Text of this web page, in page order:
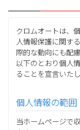
クロムオートは、
人情報保護に関す
際的な動向にも配
以下のとおり個人
ることを宣言いたし
個人情報の範囲
当ホームページで